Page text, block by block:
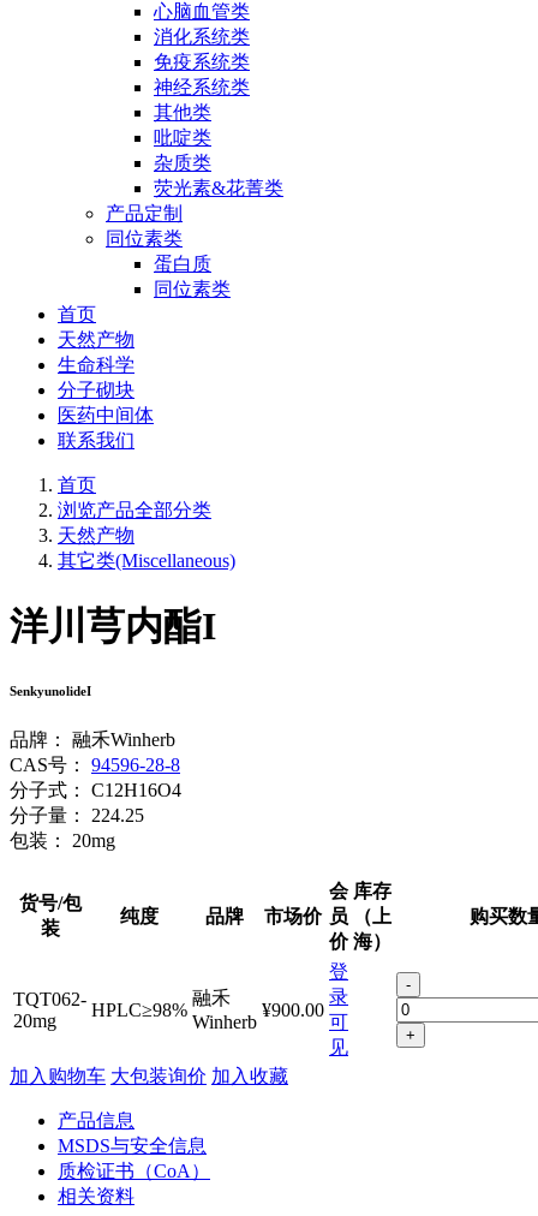
心脑血管类
消化系统类
免疫系统类
神经系统类
其他类
吡啶类
杂质类
荧光素&花菁类
产品定制
同位素类
蛋白质
同位素类
首页
天然产物
生命科学
分子砌块
医药中间体
联系我们
首页
浏览产品全部分类
天然产物
其它类(Miscellaneous)
洋川芎内酯I
SenkyunolideI
品牌：
融禾Winherb
CAS号：
94596-28-8
分子式：
C12H16O4
分子量：
224.25
包装：
20mg
货号/包
装
纯度 品牌 市场价
会
员
价
库存
（上
海）
购买数
TQT062-
20mg
HPLC≥98%
融禾
Winherb
¥900.00
登
录
可
见
-
+
加入购物车 大包装询价 加入收藏
产品信息
MSDS与安全信息
质检证书（CoA）
相关资料